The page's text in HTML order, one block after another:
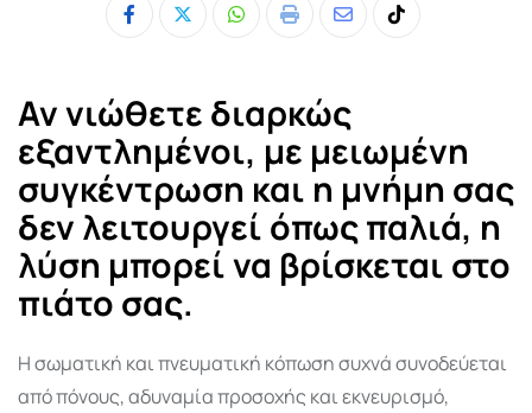
Whatsapp
Print
ShareTiktok
Αν νιώθετε διαρκώς
εξαντλημένοι, με μειωμένη
συγκέντρωση και η μνήμη σας
δεν λειτουργεί όπως παλιά, η
λύση μπορεί να βρίσκεται στο
πιάτο σας.
Η σωματική και πνευματική κόπωση συχνά συνοδεύεται
από πόνους, αδυναμία προσοχής και εκνευρισμό,